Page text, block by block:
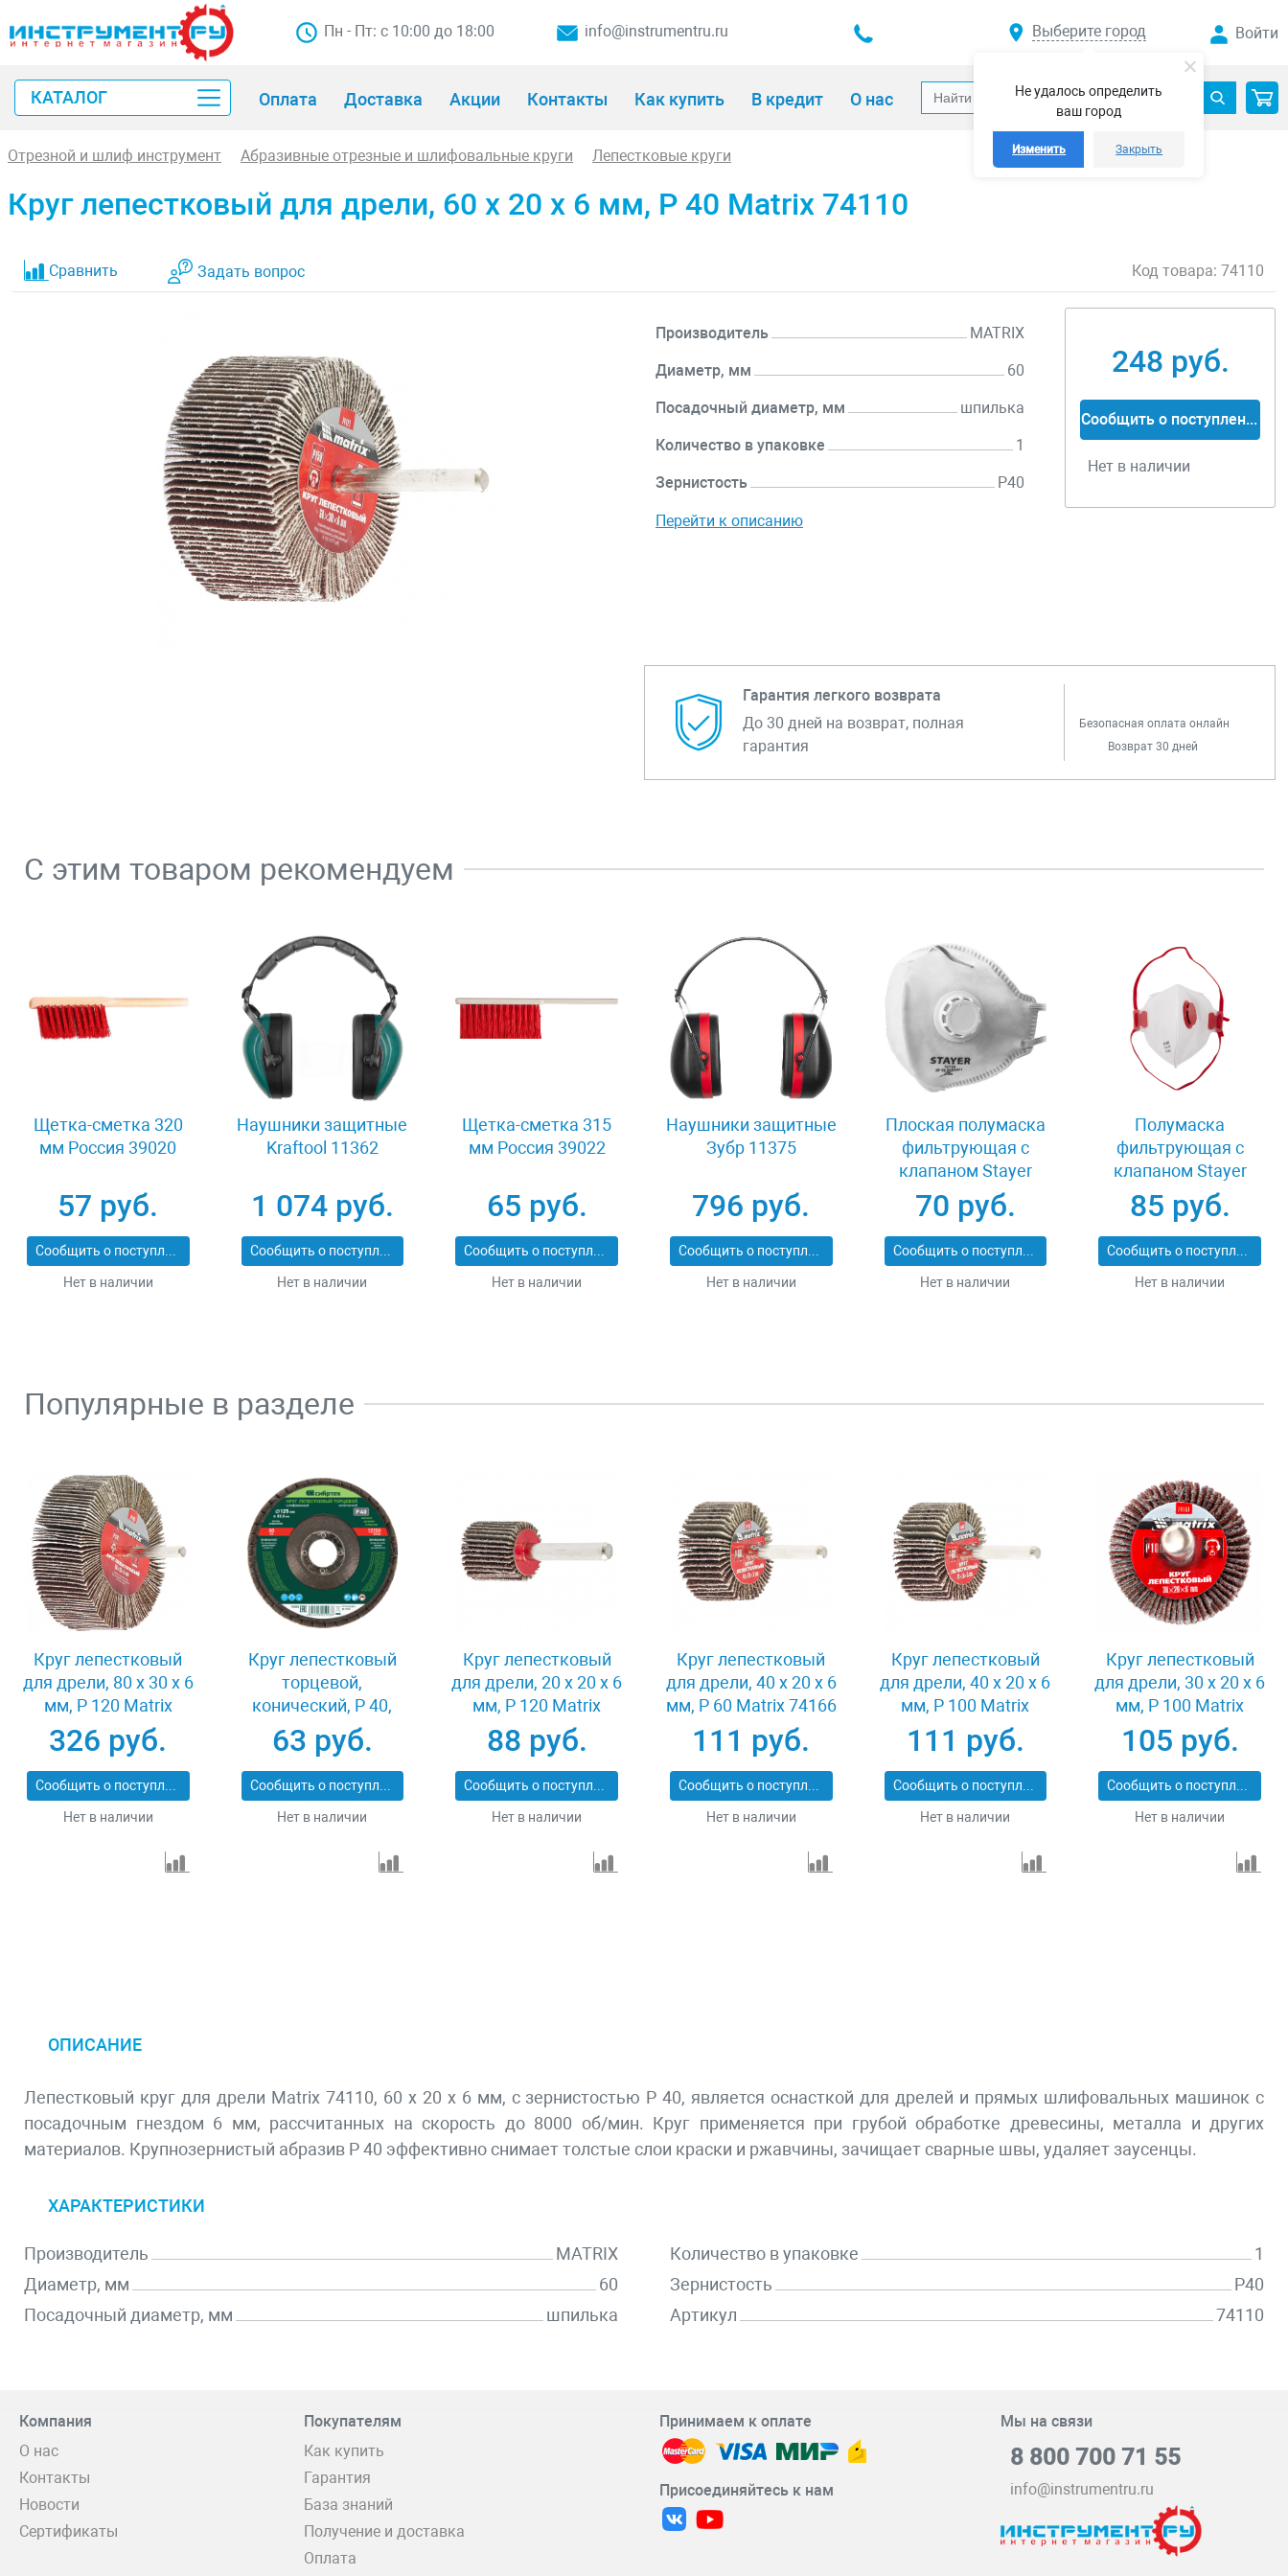
Не удалось определить
ваш город
Изменить Закрыть
Пн - Пт: с 10:00 до 18:00 info@instrumentru.ru Выберите город Войти
КАТАЛОГ Оплата Доставка Акции Контакты Как купить В кредит О нас
Отрезной и шлиф инструмент Абразивные отрезные и шлифовальные круги Лепестковые круги
Круг лепестковый для дрели, 60 х 20 х 6 мм, P 40 Matrix 74110
Сравнить Задать вопрос Код товара: 74110
Производитель MATRIX
Диаметр, мм 60
Посадочный диаметр, мм шпилька
Количество в упаковке 1
Зернистость P40
Перейти к описанию
248 руб.
Сообщить о поступлении
Нет в наличии
Гарантия легкого возврата
До 30 дней на возврат, полная
гарантия
Безопасная оплата онлайн
Возврат 30 дней
С этим товаром рекомендуем
Щетка-сметка 320
мм Россия 39020
57 руб.
Сообщить о поступлении
Нет в наличии
Наушники защитные
Kraftool 11362
1 074 руб.
Сообщить о поступлении
Нет в наличии
Щетка-сметка 315
мм Россия 39022
65 руб.
Сообщить о поступлении
Нет в наличии
Наушники защитные
Зубр 11375
796 руб.
Сообщить о поступлении
Нет в наличии
Плоская полумаска
фильтрующая с
клапаном Stayer
11113_z01
70 руб.
Сообщить о поступлении
Нет в наличии
Полумаска
фильтрующая с
клапаном Stayer
MASTER 11116
85 руб.
Сообщить о поступлении
Нет в наличии
Популярные в разделе
Круг лепестковый
для дрели, 80 х 30 х 6
мм, P 120 Matrix
74146
326 руб.
Сообщить о поступлении
Нет в наличии
Круг лепестковый
торцевой,
конический, Р 40,
125 х 22.2 мм
Сибртех 74083
63 руб.
Сообщить о поступлении
Нет в наличии
Круг лепестковый
для дрели, 20 х 20 х 6
мм, P 120 Matrix
74104
88 руб.
Сообщить о поступлении
Нет в наличии
Круг лепестковый
для дрели, 40 х 20 х 6
мм, P 60 Matrix 74166
111 руб.
Сообщить о поступлении
Нет в наличии
Круг лепестковый
для дрели, 40 х 20 х 6
мм, P 100 Matrix
74168
111 руб.
Сообщить о поступлении
Нет в наличии
Круг лепестковый
для дрели, 30 х 20 х 6
мм, P 100 Matrix
74161
105 руб.
Сообщить о поступлении
Нет в наличии
ОПИСАНИЕ
Лепестковый круг для дрели Matrix 74110, 60 х 20 х 6 мм, с зернистостью P 40, является оснасткой для дрелей и прямых шлифовальных машинок с
посадочным гнездом 6 мм, рассчитанных на скорость до 8000 об/мин. Круг применяется при грубой обработке древесины, металла и других
материалов. Крупнозернистый абразив P 40 эффективно снимает толстые слои краски и ржавчины, зачищает сварные швы, удаляет заусенцы.
ХАРАКТЕРИСТИКИ
Производитель
MATRIX
Диаметр, мм
60
Посадочный диаметр, мм
шпилька
Количество в упаковке
1
Зернистость
P40
Артикул
74110
Компания
О нас
Контакты
Новости
Сертификаты
Покупателям
Как купить
Гарантия
База знаний
Получение и доставка
Оплата
Принимаем к оплате
Присоединяйтесь к нам
Мы на связи
8 800 700 71 55
info@instrumentru.ru